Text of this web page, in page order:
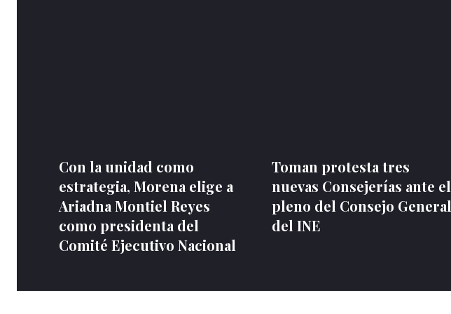
Con la unidad como
estrategia, Morena elige a
Ariadna Montiel Reyes
como presidenta del
Comité Ejecutivo Nacional
Toman protesta tres
nuevas Consejerías ante el
pleno del Consejo General
del INE